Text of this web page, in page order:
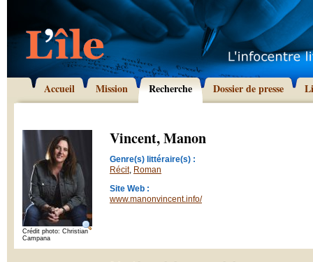
Accueil Mission Recherche Dossier de presse
Crédit photo: Christian
Campana
Vincent, Manon
Genre(s) littéraire(s) :
Récit, Roman
Site Web :
www.manonvincent.info/